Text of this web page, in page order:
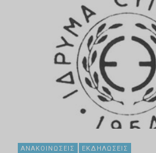
ΑΝΑΚΟΙΝΏΣΕΙΣ ΕΚΔΗΛΏΣΕΙΣ